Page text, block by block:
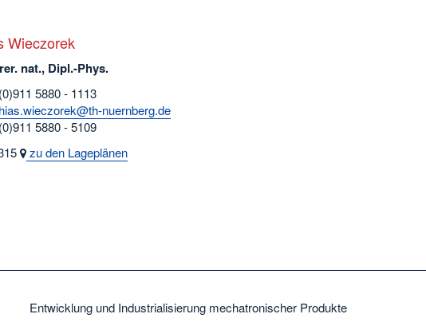
Wieczorek
nat., Dipl.-Phys.
5880 - 1113
nuernberg.de
5880 - 5109
zu den Lageplänen
Entwicklung und Industrialisierung mechatronischer Produkte